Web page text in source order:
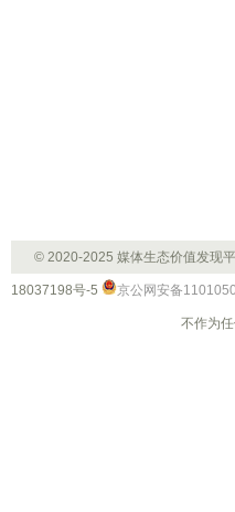
© 2020-2025 媒体生态价值发现
18037198号-5 京公网安备
不作为任